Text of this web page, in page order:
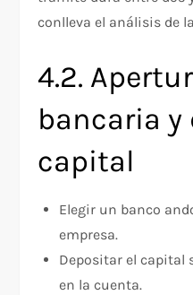
conlleva el análisis de
4.2.
bancaria y
capital
Elegir un banco
empresa.
Depositar el
en la cuenta.